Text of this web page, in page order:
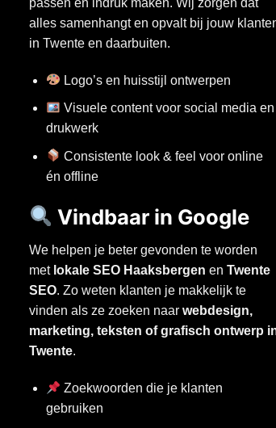
alles samenhangt en opvalt bij jouw
in Twente en daarbuiten.
Logo’s en huisstijl ontwerpen
Visuele content voor social media en
drukwerk
Consistente look & feel voor online
én offline
Vindbaar in Google
We helpen je beter gevonden te worden
met lokale SEO Haaksbergen en Twente
SEO. Zo weten klanten je makkelijk te
vinden als ze zoeken naar webdesign,
marketing, teksten of grafisch ontwerp
Twente.
Zoekwoorden die je klanten
gebruiken